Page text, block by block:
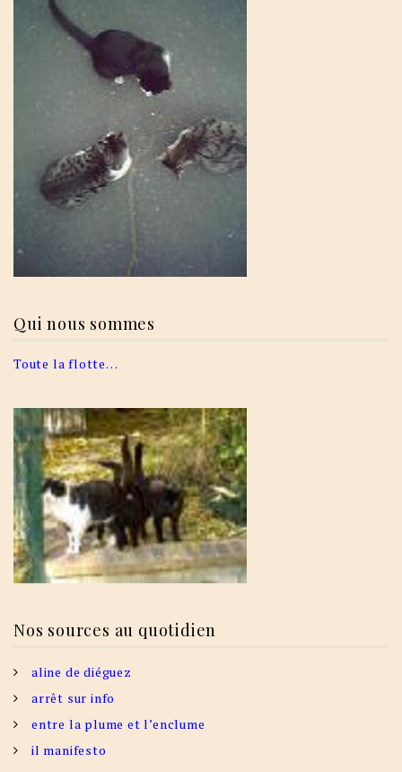
Qui nous sommes
Toute la flotte…
Nos sources au quotidien
aline de diéguez
arrêt sur info
entre la plume et l’enclume
il manifesto